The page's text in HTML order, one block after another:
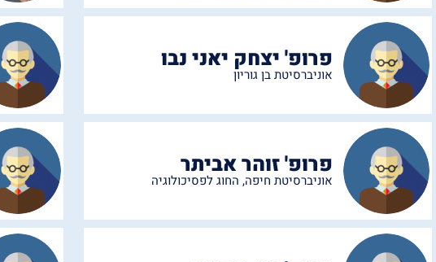
פרופ' יצחק יאני נבו
אוניברסיטת בן גוריון
פרופ' זוהר אביתר
אוניברסיטת חיפה, החוג לפסיכולוגיה